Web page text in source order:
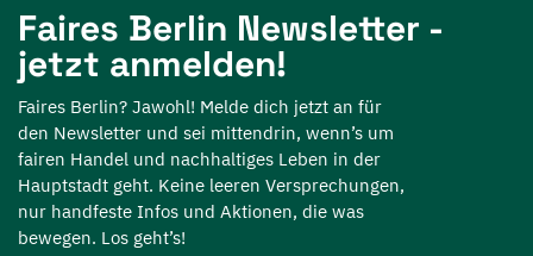
Faires Berlin Newsletter -
jetzt anmelden!
Faires Berlin? Jawohl! Melde dich jetzt an für
den Newsletter und sei mittendrin, wenn’s um
fairen Handel und nachhaltiges Leben in der
Hauptstadt geht. Keine leeren Versprechungen,
nur handfeste Infos und Aktionen, die was
bewegen. Los geht’s!